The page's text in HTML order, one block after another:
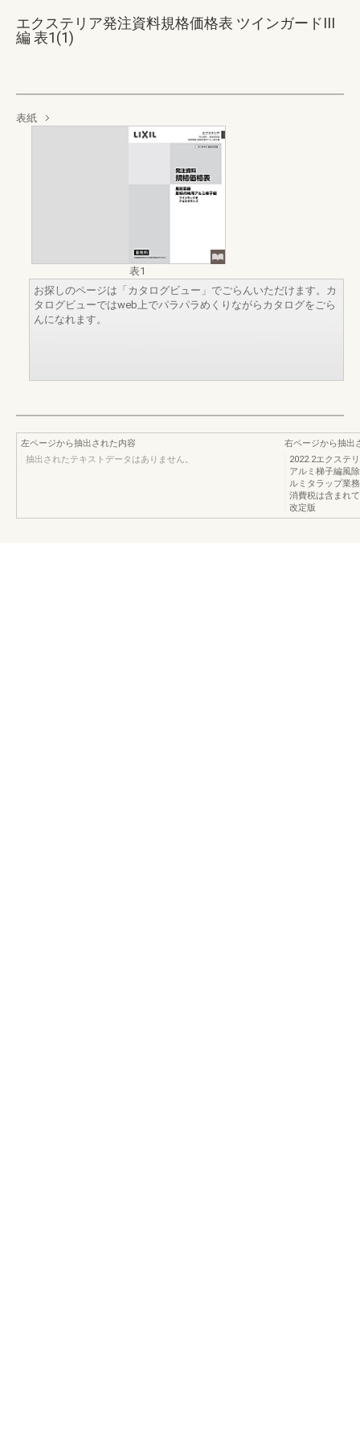
エクステリア発注資料規格価格表 ツインガードIII
編 表1(1)
表紙
表1
お探しのページは「カタログビュー」でごらんいただけます。カ
タログビューではweb上でパラパラめくりながらカタログをごら
んになれます。
左ページから抽出された内容
抽出されたテキストデータはありません。
右ページから抽出
2022.2エクステ
アルミ梯子編風
ルミタラップ業
消費税は含まれ
改定版